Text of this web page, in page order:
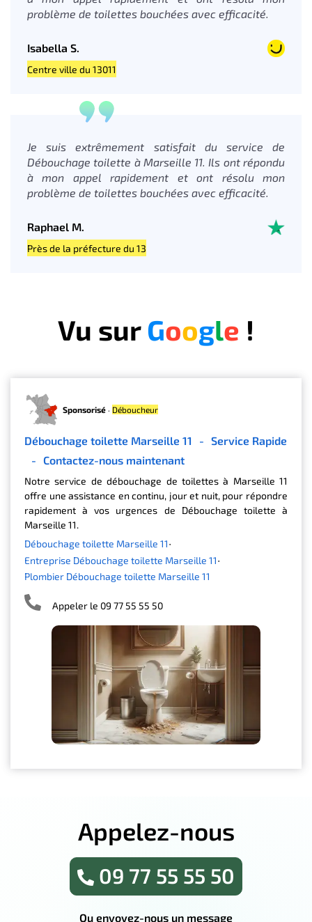
problème de toilettes bouchées avec efficacité.
Isabella S.
Centre ville du 13011
Je suis extrêmement satisfait du service de
Débouchage toilette à Marseille 11. Ils ont répondu
à mon appel rapidement et ont résolu mon
problème de toilettes bouchées avec efficacité.
Raphael M.
Près de la préfecture du 13
Vu surGoogle !
Sponsorisé · Déboucheur
Débouchage toilette Marseille 11 - Service Rapide
- Contactez-nous maintenant
Notre service de débouchage de toilettes à Marseille 11
offre une assistance en continu, jour et nuit, pour répondre
rapidement à vos urgences de Débouchage toilette à
Marseille 11.
Débouchage toilette Marseille 11
Entreprise Débouchage toilette Marseille 11
Plombier Débouchage toilette Marseille 11
Appeler le 09 77 55 55 50
Appelez-nous
09 77 55 55 50
Ou envoyez-nous un message